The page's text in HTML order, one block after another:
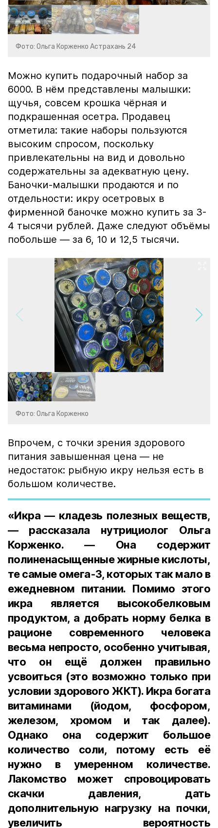
Фото: Ольга Корженко Астрахань 24
Можно купить подарочный набор за
6000. В нём представлены малышки:
щучья, совсем крошка чёрная и
подкрашенная осетра. Продавец
отметила: такие наборы пользуются
высоким спросом, поскольку
привлекательны на вид и довольно
содержательны за адекватную цену.
Баночки-малышки продаются и по
отдельности: икру осетровых в
фирменной баночке можно купить за 3-
4 тысячи рублей. Даже следуют объёмы
побольше — за 6, 10 и 12,5 тысячи.
Фото: Ольга Корженко
Впрочем, с точки зрения здорового
питания завышенная цена — не
недостаток: рыбную икру нельзя есть в
большом количестве.
«Икра — кладезь полезных веществ,
— рассказала нутрициолог Ольга
Корженко. — Она содержит
полиненасыщенные жирные кислоты,
те самые омега-3, которых так мало в
ежедневном питании. Помимо этого
икра является высокобелковым
продуктом, а добрать норму белка в
рационе современного человека
весьма непросто, особенно учитывая,
что он ещё должен правильно
усвоиться (это возможно только при
условии здорового ЖКТ). Икра богата
витаминами (йодом, фосфором,
железом, хромом и так далее).
Однако она содержит большое
количество соли, потому есть её
нужно в умеренном количестве.
Лакомство может спровоцировать
скачки давления, дать
дополнительную нагрузку на почки,
увеличить вероятность